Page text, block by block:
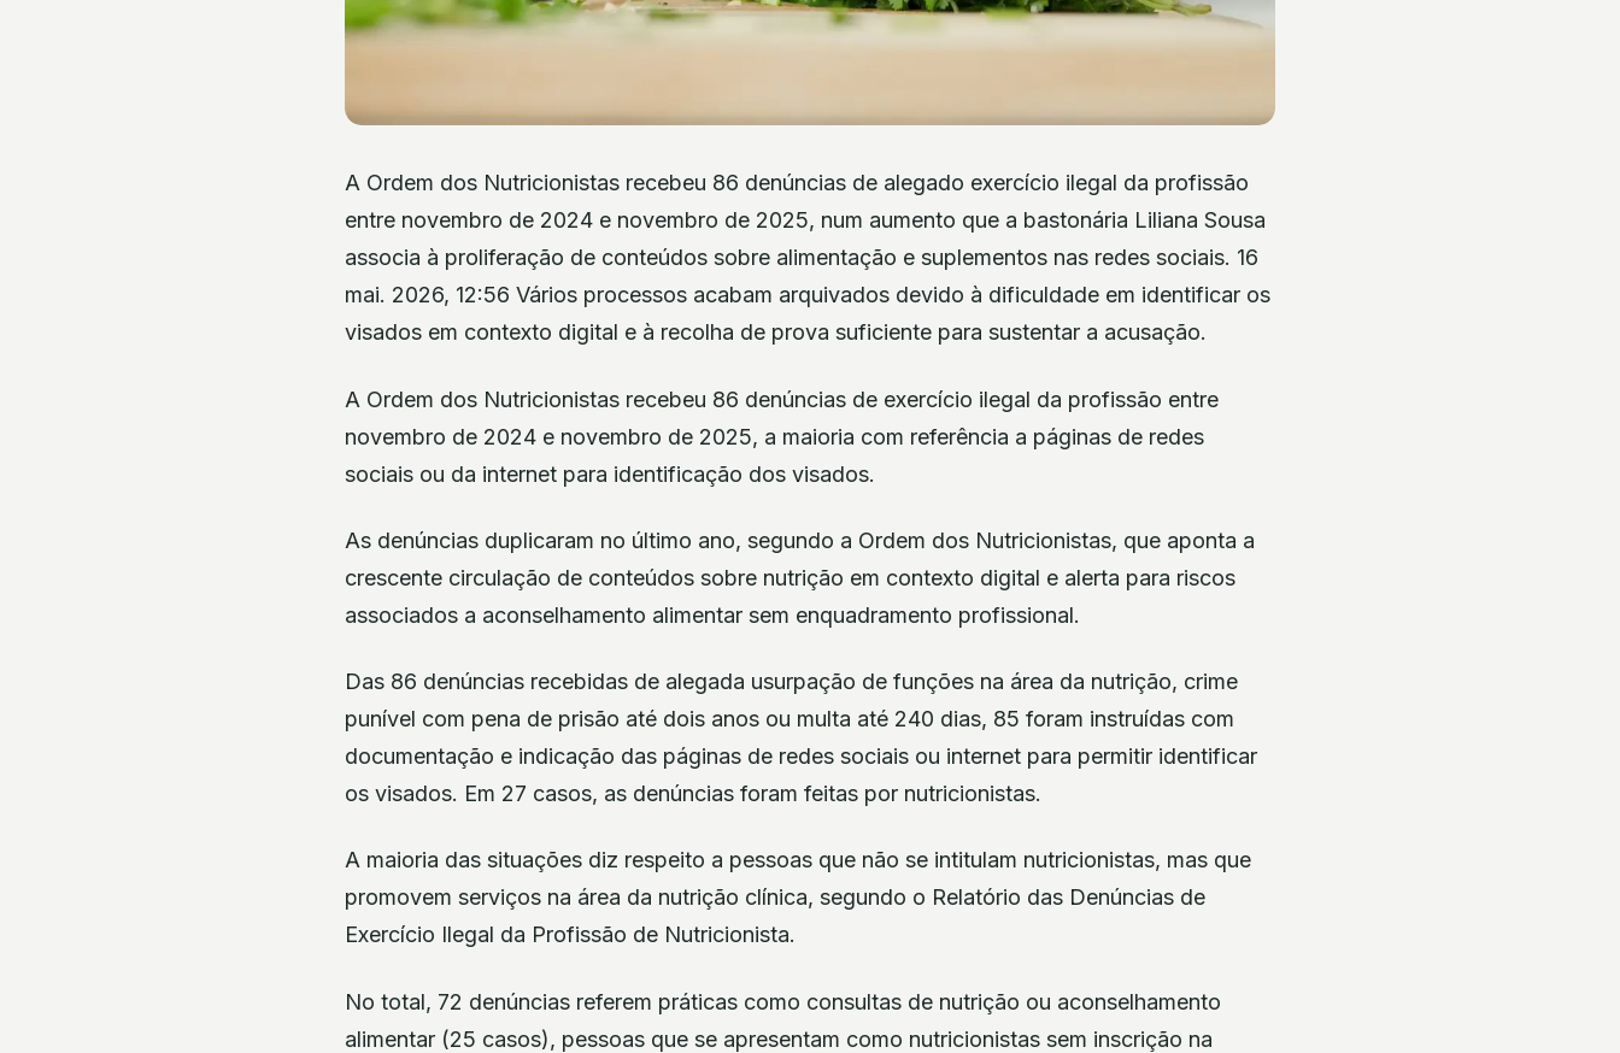
A Ordem dos Nutricionistas recebeu 86 denúncias de alegado exercício ilegal da profissão
entre novembro de 2024 e novembro de 2025, num aumento que a bastonária Liliana Sousa
associa à proliferação de conteúdos sobre alimentação e suplementos nas redes sociais. 16
mai. 2026, 12:56 Vários processos acabam arquivados devido à dificuldade em identificar os
visados em contexto digital e à recolha de prova suficiente para sustentar a acusação.
A Ordem dos Nutricionistas recebeu 86 denúncias de exercício ilegal da profissão entre
novembro de 2024 e novembro de 2025, a maioria com referência a páginas de redes
sociais ou da internet para identificação dos visados.
As denúncias duplicaram no último ano, segundo a Ordem dos Nutricionistas, que aponta a
crescente circulação de conteúdos sobre nutrição em contexto digital e alerta para riscos
associados a aconselhamento alimentar sem enquadramento profissional.
Das 86 denúncias recebidas de alegada usurpação de funções na área da nutrição, crime
punível com pena de prisão até dois anos ou multa até 240 dias, 85 foram instruídas com
documentação e indicação das páginas de redes sociais ou internet para permitir identificar
os visados. Em 27 casos, as denúncias foram feitas por nutricionistas.
A maioria das situações diz respeito a pessoas que não se intitulam nutricionistas, mas que
promovem serviços na área da nutrição clínica, segundo o Relatório das Denúncias de
Exercício Ilegal da Profissão de Nutricionista.
No total, 72 denúncias referem práticas como consultas de nutrição ou aconselhamento
alimentar (25 casos), pessoas que se apresentam como nutricionistas sem inscrição na